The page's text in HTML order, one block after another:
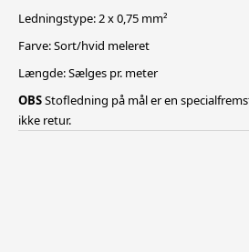
Ledningstype: 2 x 0,75 mm²
Farve: Sort/hvid meleret
Længde: Sælges pr. meter
OBSStofledning på mål er en
ikke retur.